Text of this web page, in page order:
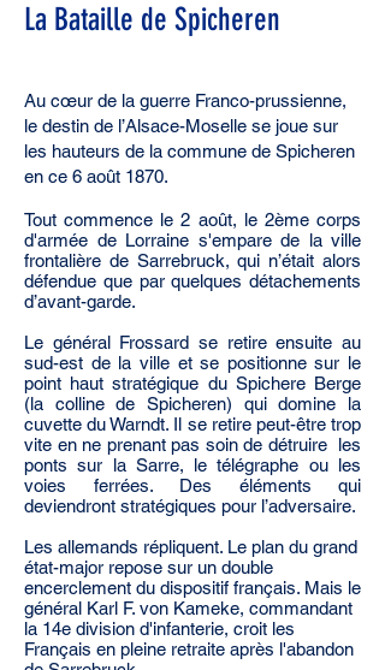
La Bataille de Spicheren
Au cœur de la guerre Franco-prussienne,
le destin de l’Alsace-Moselle se joue sur
les hauteurs de la commune de Spicheren
en ce 6 août 1870.
Tout commence le 2 août, le 2ème corps
d'armée de Lorraine s'empare de la ville
frontalière de Sarrebruck, qui n’était alors
défendue que par quelques détachements
d’avant-garde.
Le général Frossard se retire ensuite au
sud-est de la ville et se positionne sur le
point haut stratégique du Spichere Berge
(la collinede Spicheren) qui domine la
cuvette du Warndt. Il se retire peut-être trop
vite en ne prenant pas soin de détruire les
ponts sur la Sarre, le télégraphe ou les
voies ferrées. Des éléments qui
deviendront stratégiques pour l’adversaire.
Les allemands répliquent. Le plan du grand
état-major repose sur un double
encerclement du dispositif français. Mais le
général Karl F. von Kameke, commandant
la 14e division d'infanterie, croit les
Français en pleine retraite après l'abandon